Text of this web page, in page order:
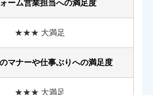
ーム営業担当への満足度
★★★ 大満足
マナーや仕事ぶりへの満足度
★★★ 大満足